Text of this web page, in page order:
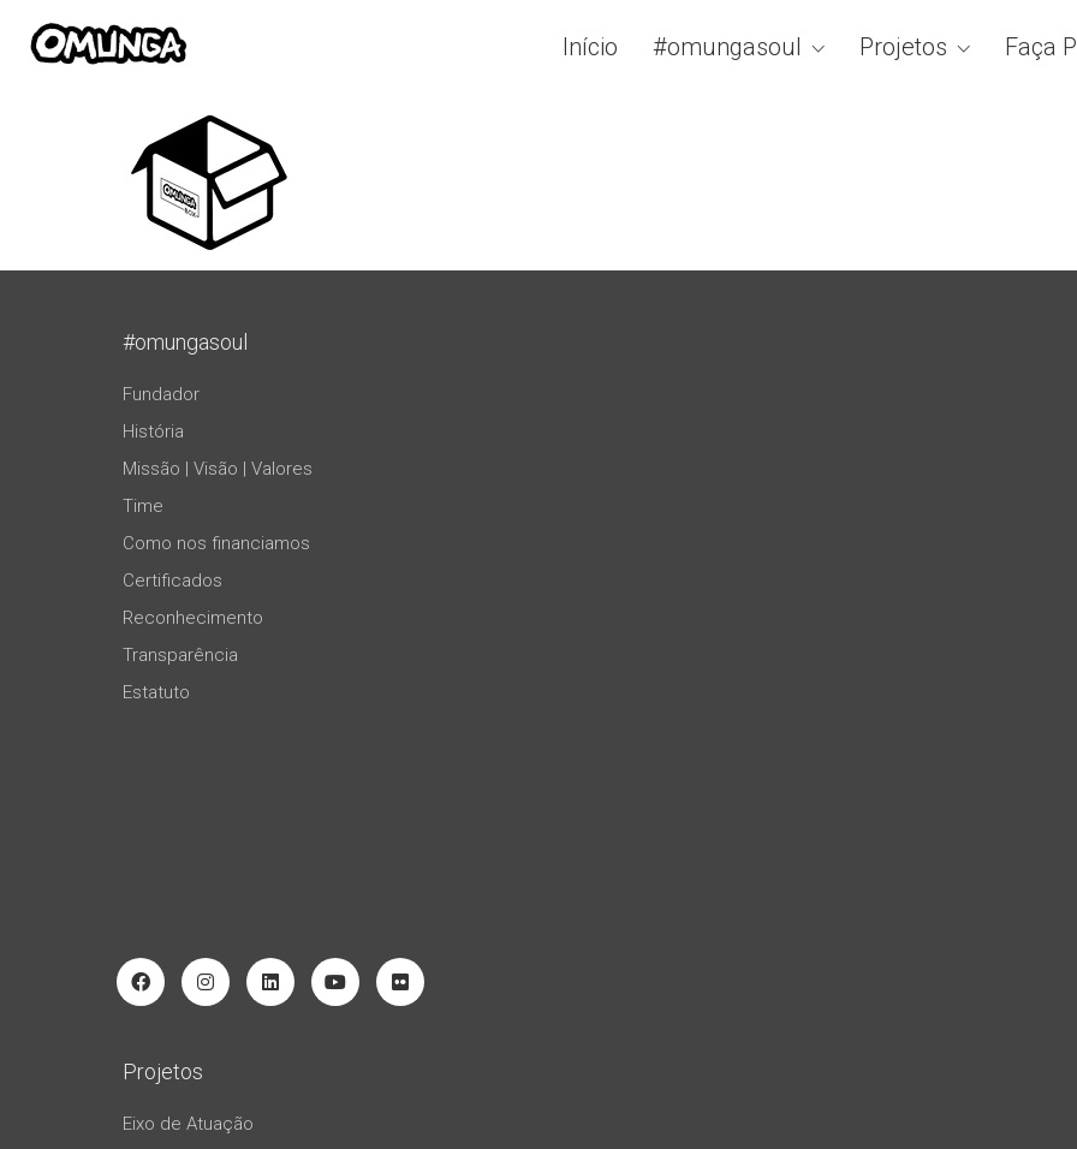
Início #omungasoul Projetos Faça
#omungasoul
Fundador
História
Missão | Visão | Valores
Time
Como nos financiamos
Certificados
Reconhecimento
Transparência
Estatuto
Projetos
Eixo de Atuação